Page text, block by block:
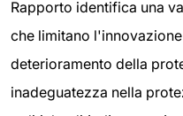
Rapporto identifica una
che limitano
deterioramento della
inadeguatezza nella